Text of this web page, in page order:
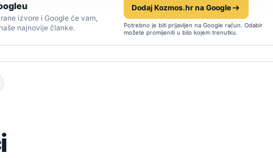
izvore i Google će vam,
najnovije članke.
Dodaj Kozmos.hr na Google
Potrebno je biti prijavljen na Google račun. Odabir
možete promijeniti u bilo kojem trenutku.